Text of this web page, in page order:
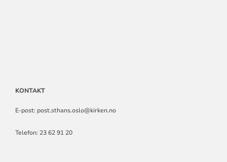
KONTAKT
E-post: post.sthans.oslo@kirken.no
Telefon: 23 62 91 20